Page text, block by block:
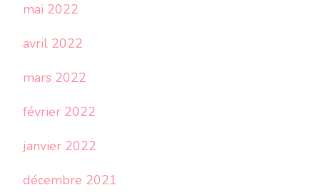
mai 2022
avril 2022
mars 2022
février 2022
janvier 2022
décembre 2021